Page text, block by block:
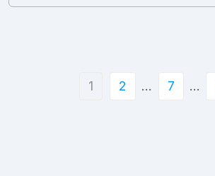
1 2 … 7 …